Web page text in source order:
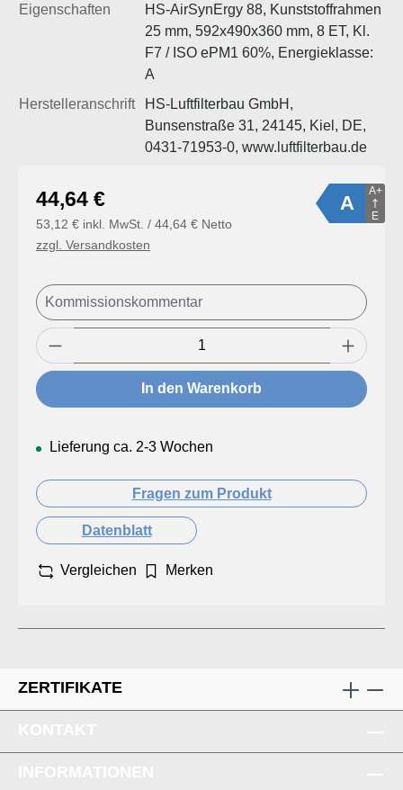
Eigenschaften
HS-AirSynErgy 88, Kunststoffrahmen
25 mm, 592x490x360 mm, 8 ET, Kl.
F7 / ISO ePM1 60%, Energieklasse:
A
Herstelleranschrift
HS-Luftfilterbau GmbH,
Bunsenstraße 31, 24145, Kiel, DE,
0431-71953-0, www.luftfilterbau.de
Regulärer Preis:
44,64 €
53,12 € inkl. MwSt. / 44,64 € Netto
zzgl. Versandkosten
Produkt Anzahl: Gib den gewünschten
In den Warenkorb
Lieferung ca. 2-3 Wochen
A
A+
E
Fragen zum Produkt
Datenblatt
Vergleichen Merken
ZERTIFIKATE